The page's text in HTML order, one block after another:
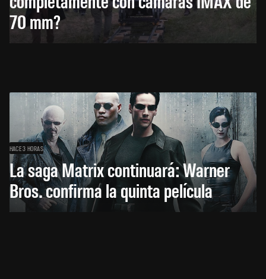
70 mm?
HACE 3 HORAS
La saga Matrix continuará: Warner
Bros. confirma la quinta película